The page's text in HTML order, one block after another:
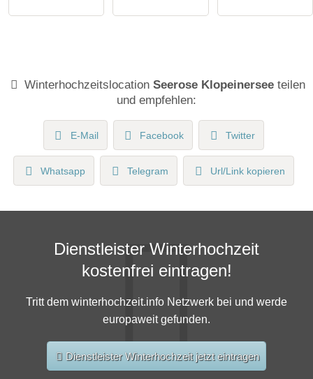
Winterhochzeitslocation Seerose Klopeinerseeteilen
und empfehlen:
E-Mail Facebook Twitter
Whatsapp Telegram Url/Link kopieren
Dienstleister Winterhochzeit
kostenfrei eintragen!
Tritt dem winterhochzeit.info Netzwerk bei und werde
europaweit gefunden.
Dienstleister Winterhochzeit jetzt eintragen